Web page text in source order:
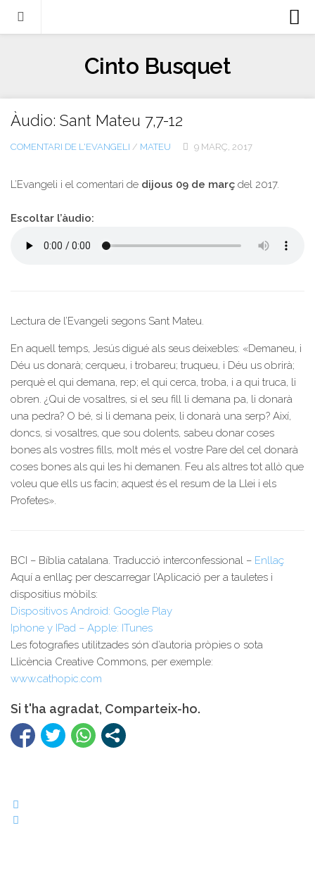
Llibres
Escrits-articles
Notícies
Cinto Busquet
Àudio: Sant Mateu 7,7-12
COMENTARI DE L'EVANGELI / MATEU 9 MARÇ, 2017
L’Evangeli i el comentari de dijous 09 de març del 2017.
Escoltar l’àudio:
Lectura de l’Evangeli segons Sant Mateu.
En aquell temps, Jesús digué als seus deixebles: «Demaneu, i
Déu us donarà; cerqueu, i trobareu; truqueu, i Déu us obrirà;
perquè el qui demana, rep; el qui cerca, troba, i a qui truca, li
obren. ¿Qui de vosaltres, si el seu fill li demana pa, li donarà
una pedra? O bé, si li demana peix, li donarà una serp? Així,
doncs, si vosaltres, que sou dolents, sabeu donar coses
bones als vostres fills, molt més el vostre Pare del cel donarà
coses bones als qui les hi demanen. Feu als altres tot allò que
voleu que ells us facin; aquest és el resum de la Llei i els
Profetes».
BCI – Bíblia catalana. Traducció interconfessional – Enllaç
Aquí a enllaç per descarregar l’Aplicació per a tauletes i
dispositius mòbils:
Dispositivos Android: Google Play
Iphone y IPad – Apple: ITunes
Les fotografies utilitzades són d’autoria pròpies o sota
Llicència Creative Commons, per exemple:
www.cathopic.com
Si t'ha agradat, Comparteix-ho.